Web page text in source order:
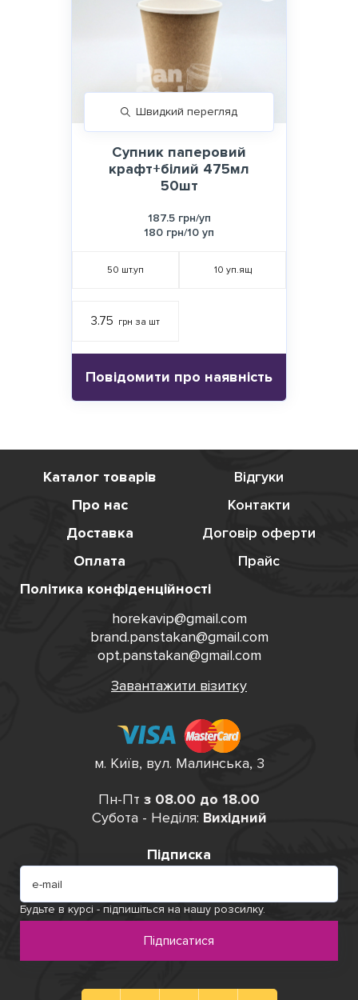
Швидкий перегляд
Супник паперовий
крафт+білий 475мл
50шт
187.5 грн/уп
180 грн/10 уп
50 шт.уп 10 уп.ящ
3.75 грн за шт
Повідомити про наявність
Пн-Пт з 08.00 до 18.00
Субота - Неділя: Вихідний
Підписка
Будьте в курсі - підпишіться на нашу розсилку.
Підписатися
Каталог товарів
Відгуки
Про нас
Контакти
Доставка
Договір оферти
Оплата
Прайс
Політика конфіденційності
horekavip@gmail.com
brand.panstakan@gmail.com
opt.panstakan@gmail.com
Завантажити візитку
м. Київ, вул. Малинська, 3